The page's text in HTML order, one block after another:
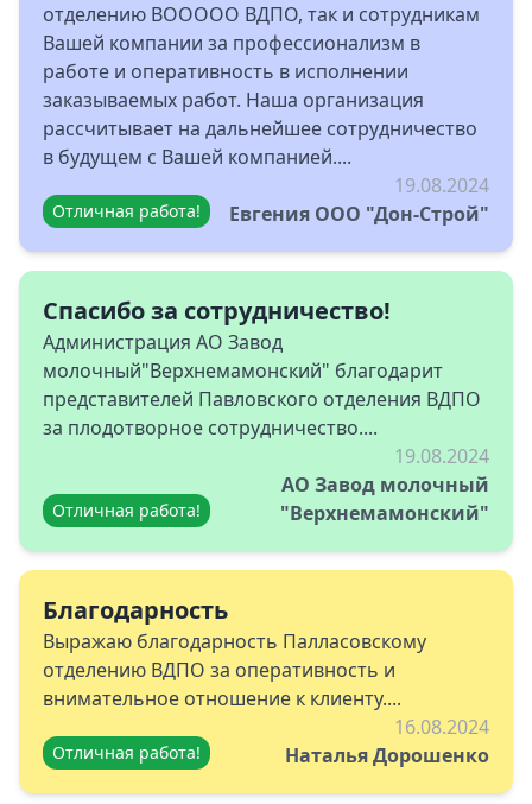
отделению ВООООО ВДПО, так и сотрудникам
Вашей компании за профессионализм в
работе и оперативность в исполнении
заказываемых работ. Наша организация
рассчитывает на дальнейшее сотрудничество
в будущем с Вашей компанией....
Отличная работа!
19.08.2024
Евгения ООО "Дон-Строй"
Спасибо за сотрудничество!
Администрация АО Завод
молочный"Верхнемамонский" благодарит
представителей Павловского отделения ВДПО
за плодотворное сотрудничество....
Отличная работа!
19.08.2024
АО Завод молочный
"Верхнемамонский"
Благодарность
Выражаю благодарность Палласовскому
отделению ВДПО за оперативность и
внимательное отношение к клиенту....
Отличная работа!
16.08.2024
Наталья Дорошенко